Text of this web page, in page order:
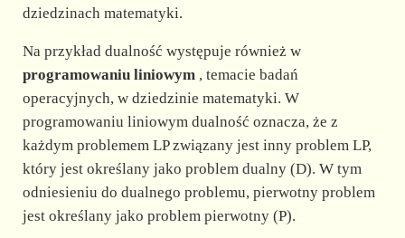
dziedzinach matematyki.
Na przykład dualność występuje również w
programowaniu liniowym, temacie badań
operacyjnych, w dziedzinie matematyki. W
programowaniu liniowym dualność oznacza, że z
każdym problemem LP związany jest inny problem LP,
który jest określany jako problem dualny (D). W tym
odniesieniu do dualnego problemu, pierwotny problem
jest określany jako problem pierwotny (P).